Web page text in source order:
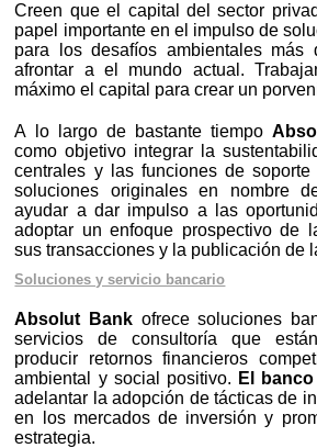
Creen que el capital del sector
papel importante en el impulso de
para los desafíos ambientales más
afrontar a el mundo actual.
máximo el capital para crear un
A lo largo de bastante tiempo
como objetivo integrar la
centrales y las funciones de soporte
soluciones originales en nombre
ayudar a dar impulso a las
adoptar un enfoque prospectivo de
sus transacciones y la publicación de
Soluciones y servicio bancario
Absolut Bank ofrece soluciones
servicios de consultoría que
producir retornos financieros
ambiental y social positivo. El banco
adelantar la adopción de tácticas de
en los mercados de inversión y
estrategia.